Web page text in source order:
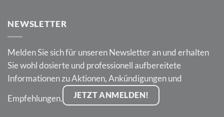
Kugelschreiber
NEWSLETTER
Melden Sie sich für unseren Newsletter an und erhalten
Sie wohl dosierte und professionell aufbereitete
Informationen zu Aktionen, Ankündigungen und
Empfehlungen.
JETZT ANMELDEN!